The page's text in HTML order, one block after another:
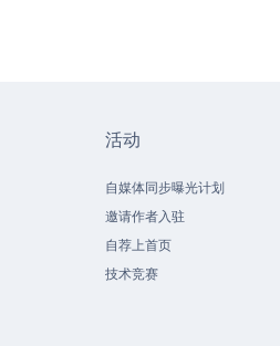
活动
自媒体同步曝光计划
邀请作者入驻
自荐上首页
技术竞赛